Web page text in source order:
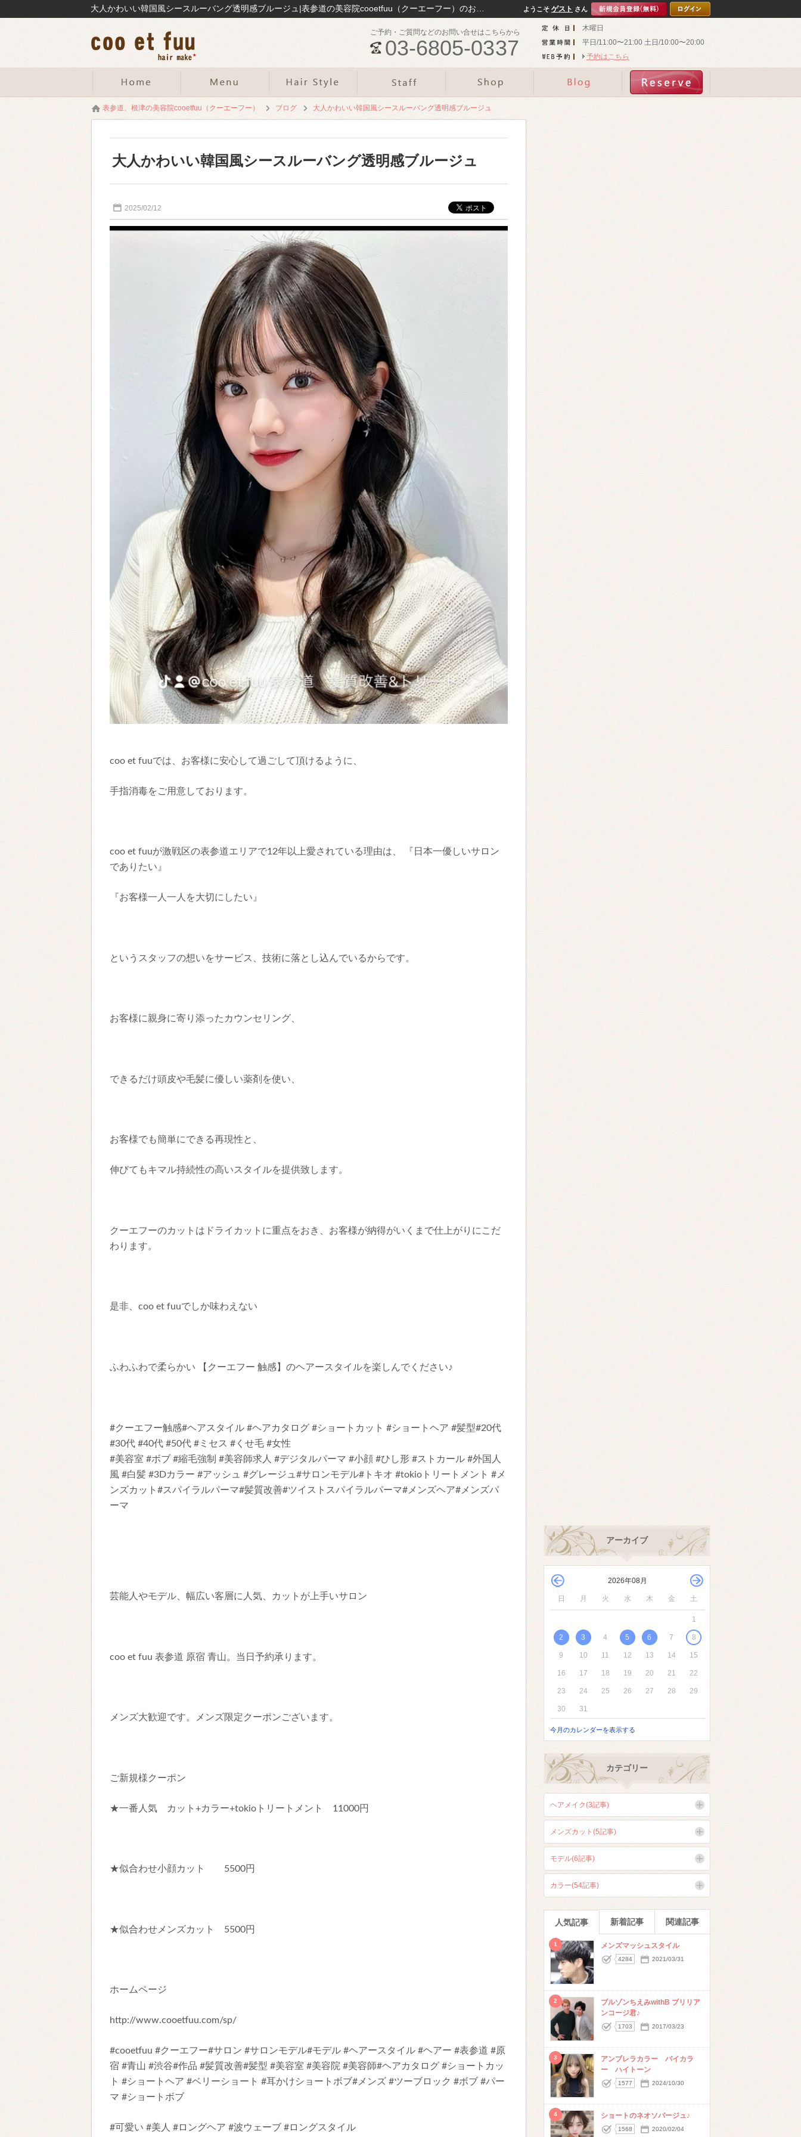
木曜日
平日/11:00〜21:00 土日/10:00〜20:00
予約はこちら
ご予約・ご質問などのお問い合せはこちらから
03-6805-0337
ようこそ ゲスト さん
表参道、根津の美容院cooetfuu（クーエーフー） ブログ 大人かわいい韓国風シースルーバング透明感ブルージュ
大人かわいい韓国風シースルーバング透明感ブルージュ
2025/02/12
coo et fuuでは、お客様に安心して過ごして頂けるように、
手指消毒をご用意しております。
coo et fuuが激戦区の表参道エリアで12年以上愛されている理由は、 『日本一優しいサロン
でありたい』
『お客様一人一人を大切にしたい』
というスタッフの想いをサービス、技術に落とし込んでいるからです。
お客様に親身に寄り添ったカウンセリング、
できるだけ頭皮や毛髪に優しい薬剤を使い、
お客様でも簡単にできる再現性と、
伸びてもキマル持続性の高いスタイルを提供致します。
クーエフーのカットはドライカットに重点をおき、お客様が納得がいくまで仕上がりにこだ
わります。
是非、coo et fuuでしか味わえない
ふわふわで柔らかい 【クーエフー 触感】のヘアースタイルを楽しんでください♪
#クーエフー触感#ヘアスタイル #ヘアカタログ #ショートカット #ショートヘア #髪型#20代
#30代 #40代 #50代 #ミセス #くせ毛 #女性
#美容室 #ボブ #縮毛強制 #美容師求人 #デジタルパーマ #小顔 #ひし形 #ストカール #外国人
風 #白髪 #3Dカラー #アッシュ #グレージュ#サロンモデル#トキオ #tokioトリートメント #メ
ンズカット#スパイラルパーマ#髪質改善#ツイストスパイラルパーマ#メンズヘア#メンズパ
ーマ
芸能人やモデル、幅広い客層に人気、カットが上手いサロン
coo et fuu 表参道 原宿 青山。当日予約承ります。
メンズ大歓迎です。メンズ限定クーポンございます。
ご新規様クーポン
★一番人気 カット+カラー+tokioトリートメント 11000円
★似合わせ小顔カット 5500円
★似合わせメンズカット 5500円
ホームページ
http://www.cooetfuu.com/sp/
#cooetfuu #クーエフー#サロン #サロンモデル#モデル #ヘアースタイル #ヘアー #表参道 #原
宿 #青山 #渋谷#作品 #髪質改善#髪型 #美容室 #美容院 #美容師#ヘアカタログ #ショートカッ
ト #ショートヘア #ベリーショート #耳かけショートボブ#メンズ #ツーブロック #ボブ #パー
マ #ショートボブ
#可愛い #美人 #ロングヘア #波ウェーブ #ロングスタイル
アーカイブ
2026年08月
日 月 火 水 木 金 土
1
2 3 4 5 6 7 8
9 10 11 12 13 14 15
16 17 18 19 20 21 22
23 24 25 26 27 28 29
30 31
今月のカレンダーを表示する
カテゴリー
ヘアメイク(3記事)
メンズカット(5記事)
モデル(6記事)
カラー(54記事)
人気記事 新着記事 関連記事
1 メンズマッシュスタイル
4284 2021/03/31
2
ブルゾンちえみwithB ブリリア
ンコージ君♪
1703 2017/03/23
3
アンブレラカラー バイカラ
ー ハイトーン
1577 2024/10/30
4 ショートのネオソバージュ♪
1568 2020/02/04